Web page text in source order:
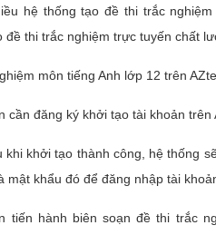
hệ thống tạo đề thi trắc
đề thi trắc nghiệm trực tuyến chất
môn tiếng Anh lớp 12 trên
cần đăng ký khởi tạo tài khoản
khi khởi tạo thành công, hệ thống
mật khẩu đó để đăng nhập tài
tiến hành biên soạn đề thi trắc